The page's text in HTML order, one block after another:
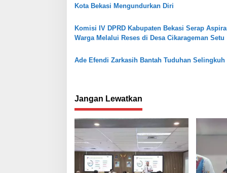
p
o
s
Kota Bekasi Mengundurkan Diri
Komisi IV DPRD Kabupaten Bekasi Serap
Warga Melalui Reses di Desa Cikarageman Setu
Ade Efendi Zarkasih Bantah Tuduhan Selingkuh
Jangan Lewatkan